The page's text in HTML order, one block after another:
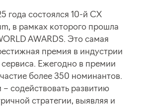
года состоялся 10-й CX
в рамках которого прошла
AWARDS. Это самая
премия в индустрии
сервиса. Ежегодно в премии
более 350 номинантов.
содействовать развитию
стратегии, выявляя и